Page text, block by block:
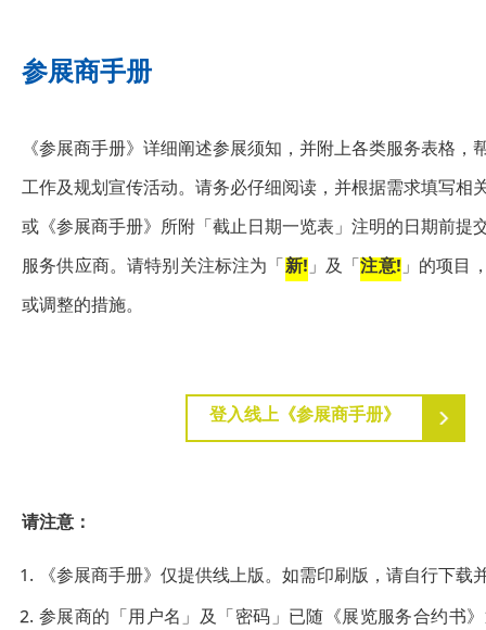
参展商手册
《参展商手册》详细阐述参展须知，并附上各类服务表格，
工作及规划宣传活动。请务必仔细阅读，并根据需求填写相
或《参展商手册》所附「截止日期一览表」注明的日期前提
服务供应商。请特别关注标注为「 新!」及「注意!」的项目
或调整的措施。
登入线上《参展商手册》
请注意：
《参展商手册》仅提供线上版。如需印刷版，请自行下载
参展商的「用户名」及「密码」已随《展览服务合约书